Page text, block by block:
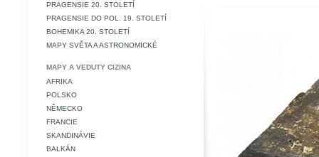
PRAGENSIE 20. STOLETÍ
PRAGENSIE DO POL. 19. STOLETÍ
BOHEMIKA 20. STOLETÍ
MAPY SVĚTA A ASTRONOMICKÉ
MAPY A VEDUTY CIZINA
AFRIKA
POLSKO
NĚMECKO
FRANCIE
SKANDINÁVIE
BALKÁN